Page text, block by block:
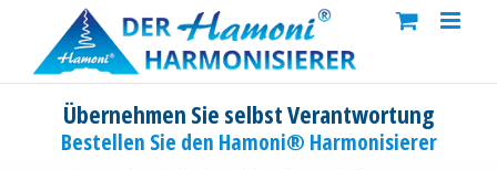
content
Übernehmen Sie selbst Verantwortung
Bestellen Sie den Hamoni® Harmonisierer